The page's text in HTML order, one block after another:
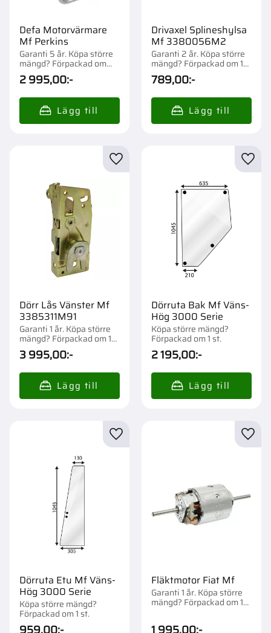
Defa Motorvärmare
Mf Perkins
Garanti 5 år. Köpa större
mängd? Förpackad om
1/16 st.
2 995,00:-
Drivaxel Splineshylsa
Mf 3380056M2
Garanti 2 år. Köpa större
mängd? Förpackad om 1
st.
789,00:-
Dörr Lås Vänster Mf
3385311M91
Garanti 1 år. Köpa större
mängd? Förpackad om 1
st.
3 995,00:-
Lägg till i favoriter
Dörruta Bak Mf Väns-
Hög 3000 Serie
Köpa större mängd?
Förpackad om 1 st.
2 195,00:-
Dörruta Etu Mf Väns-
Hög 3000 Serie
Köpa större mängd?
Förpackad om 1 st.
Lägg till i favoriter
Fläktmotor Fiat Mf
Garanti 1 år. Köpa större
mängd? Förpackad om 1